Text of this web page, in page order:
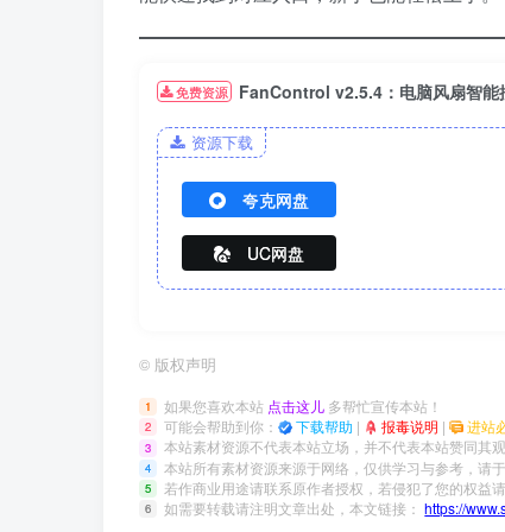
免费资源 FanControl v2.5.4：电脑风扇智能
资源下载
夸克网盘
UC网盘
© 版权声明
1 如果您喜欢本站 点击这儿 多帮忙宣传本站！
2 可能会帮助到你： 下载帮助 | 报毒说明 | 进站
3 本站素材资源不代表本站立场，并不代表本站赞同其
4 本站所有素材资源来源于网络，仅供学习与参考，请
5 若作商业用途请联系原作者授权，若侵犯了您的权益请
6 如需要转载请注明文章出处，本文链接：https://